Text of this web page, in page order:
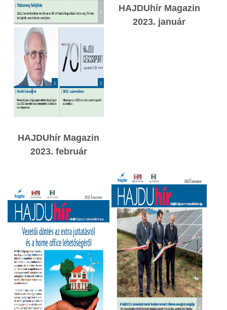
HAJDUhír Magazin
2023. február
HAJDUhír Magazin
2023. január